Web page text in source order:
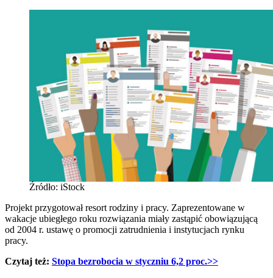
Źródło: iStock
Projekt przygotował resort rodziny i pracy. Zaprezentowane w
wakacje ubiegłego roku rozwiązania miały zastąpić obowiązującą
od 2004 r. ustawę o promocji zatrudnienia i instytucjach rynku
pracy.
Czytaj też: Stopa bezrobocia w styczniu 6,2 proc.>>